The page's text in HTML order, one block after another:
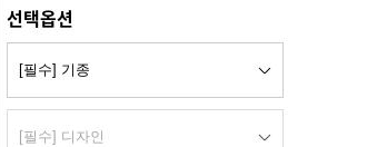
선택옵션